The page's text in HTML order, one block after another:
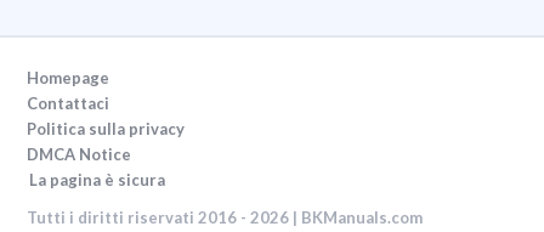
Homepage
Contattaci
Politica sulla privacy
DMCA Notice
La pagina è sicura
Tutti i diritti riservati 2016 - 2026 | BKManuals.com